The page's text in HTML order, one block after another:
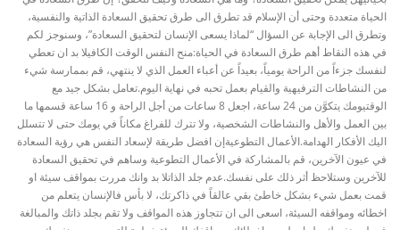
الحياة متعددة وحتى أن الإسلام قد تطرق الى طرق تحقيق السعادة الذاتية والنفسية،
وتطرق الى الإجابة عن السؤال “لماذا يسعى الإنسان لتحقيق السعادة”، وسنوجز لكم
في هذه النقاط أهم طرق السعادة في الحياة:منح النفس الوقت الكافيلا بد ان تعطي
لنفسك جزءاً من الراحة يومياً، بعيداً عن أعباء العمل الذي لا ينتهي، قم بممارسة شيء
من النشاطات الترفيهية والقيام بعمل تحبه في نهاية اليوم.تعامل بشكل جيد مع
الوقتيومك يتكوَّن من 24 ساعة، اجعل 8 ساعات من أجل الراحة و 16 ساعة قسمها ما
بين العمل والأهل والنشاطات الشخصية، ولا تترك للفراغ مكاناً في يومك حتى لا تتسلل
اليك الأفكار الهدامة.الأعمال التطوعيةإن افضل طريقة لإسعاد النفس هي رؤية السعادة
في عيون الآخرين، قم بالمشاركة في الأعمال التطوعية وساهم في تحقيق السعادة
للآخرين وستلاحظ أثر ذلك على نفسك.عدم جلد الذاتلا بد وانك مررت بمواقف سيئة او
قمت بعمل شيء بشكل خاطئ بقي عالقاً في ذاكرتك، لا بأس فالإنسان يتعلم من
اخطائه ومواقفه السيئة، اسعى الى ان تتجاوز هذه المواقف ولا تقم بجلد ذاتك والمبالغة